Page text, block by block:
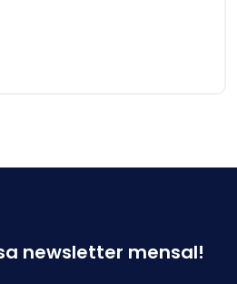
newsletter mensal!